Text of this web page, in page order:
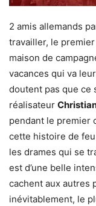
2 amis allemands
travailler, le
maison de
vacances qui va
doutent pas que ce
réalisateur
pendant le premier
cette histoire de
les drames qui se
est d’une belle
cachent aux autres
inévitablement, le